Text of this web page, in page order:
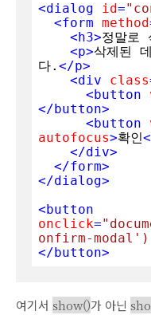
<dialog id=
<form method
<h3>정말로
<p>삭제된
다. </p>
<div class
<button
</button>
<button
autofocus>확인
</div>
</form>
</dialog>
<button
onclick=
onfirm-
</button>
여기서 show()가 아닌